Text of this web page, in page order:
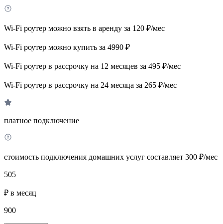
Wi-Fi роутер можно взять в аренду за 120 ₽/мес
Wi-Fi роутер можно купить за 4990 ₽
Wi-Fi роутер в рассрочку на 12 месяцев за 495 ₽/мес
Wi-Fi роутер в рассрочку на 24 месяца за 265 ₽/мес
платное подключение
стоимость подключения домашних услуг составляет 300 ₽/мес
505
₽ в месяц
900